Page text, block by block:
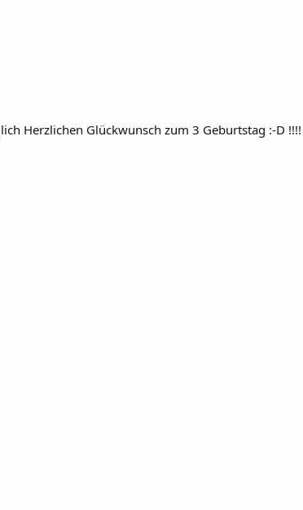
Herzlichen Glückwunsch zum 3 Geburtstag :-D !!!!